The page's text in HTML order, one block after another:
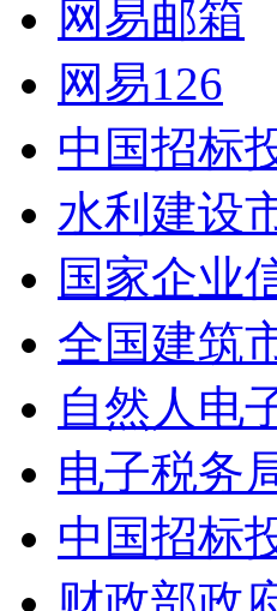
网易邮箱
网易126
中国招标
水利建设
国家企业
全国建筑
自然人电
电子税务
中国招标